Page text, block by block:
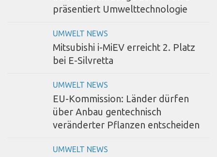
präsentiert Umwelttechnologie
UMWELT NEWS
Mitsubishi i-MiEV erreicht 2. Platz
bei E-Silvretta
UMWELT NEWS
EU-Kommission: Länder dürfen
über Anbau gentechnisch
veränderter Pflanzen entscheiden
UMWELT NEWS